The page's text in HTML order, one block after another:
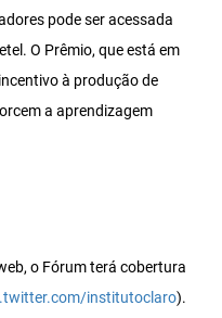
pode ser acessada
O Prêmio, que está em
à produção de
a aprendizagem
o Fórum terá cobertura
institutoclaro).